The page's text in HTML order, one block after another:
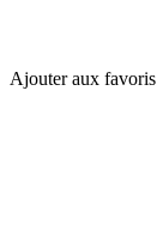
Ajouter aux favoris